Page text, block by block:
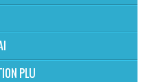
PLU